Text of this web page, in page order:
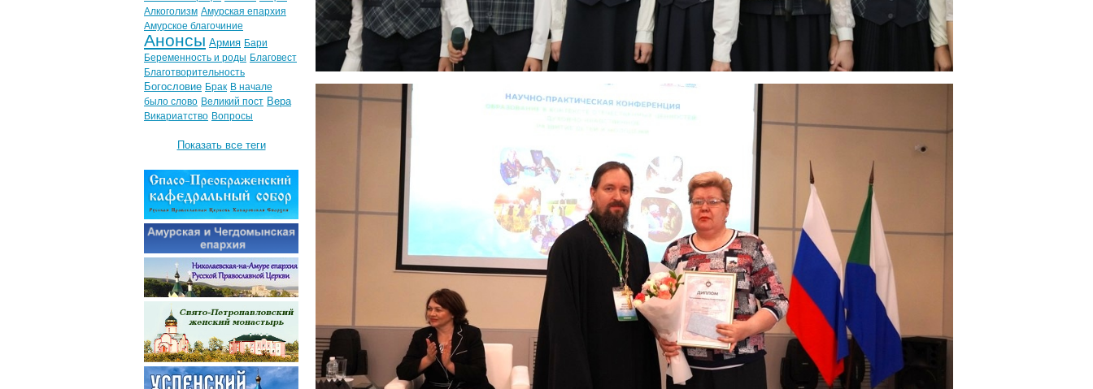
Алкоголизм Амурская епархия
Амурское благочиние
Анонсы Армия Бари
Беременность и роды Благовест
Благотворительность
Богословие Брак В начале
было слово Великий пост Вера
Викариатство Вопросы
Показать все теги